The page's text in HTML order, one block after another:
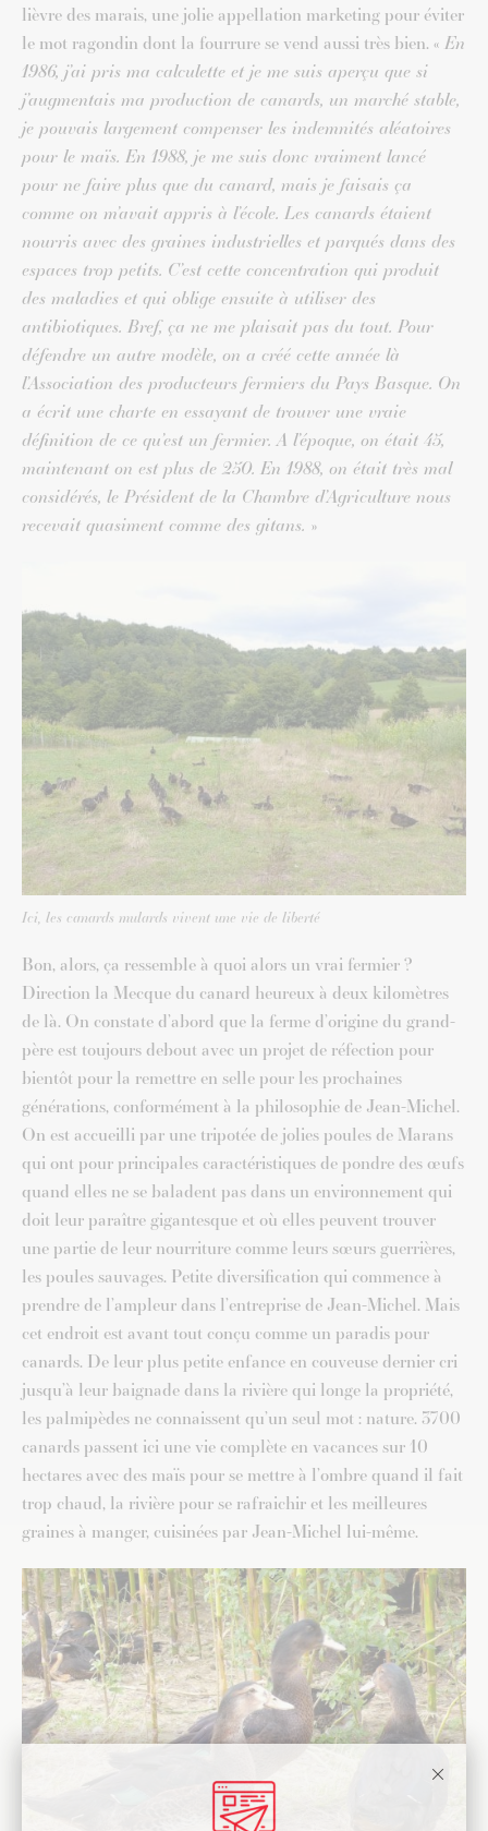
lièvre des marais, une jolie appellation marketing pour éviter
le mot ragondin dont la fourrure se vend aussi très bien. « En
1986, j’ai pris ma calculette et je me suis aperçu que si
j’augmentais ma production de canards, un marché stable,
je pouvais largement compenser les indemnités aléatoires
pour le maïs. En 1988, je me suis donc vraiment lancé
pour ne faire plus que du canard, mais je faisais ça
comme on m’avait appris à l’école. Les canards étaient
nourris avec des graines industrielles et parqués dans des
espaces trop petits. C’est cette concentration qui produit
des maladies et qui oblige ensuite à utiliser des
antibiotiques. Bref, ça ne me plaisait pas du tout. Pour
défendre un autre modèle, on a créé cette année là
l’Association des producteurs fermiers du Pays Basque. On
a écrit une charte en essayant de trouver une vraie
définition de ce qu’est un fermier. A l’époque, on était 45,
maintenant on est plus de 250. En 1988, on était très mal
considérés, le Président de la Chambre d’Agriculture nous
recevait quasiment comme des gitans. »
Ici, les canards mulards vivent une vie de liberté
Bon, alors, ça ressemble à quoi alors un vrai fermier ?
Direction la Mecque du canard heureux à deux kilomètres
de là. On constate d’abord que la ferme d’origine du grand-
père est toujours debout avec un projet de réfection pour
bientôt pour la remettre en selle pour les prochaines
générations, conformément à la philosophie de Jean-Michel.
On est accueilli par une tripotée de jolies poules de Marans
qui ont pour principales caractéristiques de pondre des œufs
quand elles ne se baladent pas dans un environnement qui
doit leur paraître gigantesque et où elles peuvent trouver
une partie de leur nourriture comme leurs sœurs guerrières,
les poules sauvages. Petite diversification qui commence à
prendre de l’ampleur dans l’entreprise de Jean-Michel. Mais
cet endroit est avant tout conçu comme un paradis pour
canards. De leur plus petite enfance en couveuse dernier cri
jusqu’à leur baignade dans la rivière qui longe la propriété,
les palmipèdes ne connaissent qu’un seul mot : nature. 3700
canards passent ici une vie complète en vacances sur 10
hectares avec des maïs pour se mettre à l’ombre quand il fait
trop chaud, la rivière pour se rafraichir et les meilleures
graines à manger, cuisinées par Jean-Michel lui-même.